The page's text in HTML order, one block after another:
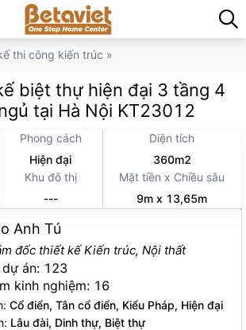
thi công kiến trúc »
biệt thự hiện đại 3 tầng 4
tại Hà Nội KT23012
Phong cách
Hiện đại
Diện tích
360m2
Khu đô thị
---
Mặt tiền x Chiều sâu
9m x 13,65m
Anh Tú
đốc thiết kế Kiến trúc, Nội thất
dự án: 123
kinh nghiệm: 16
Cổ điển, Tân cổ điển, Kiểu Pháp, Hiện đại
Lâu đài, Dinh thự, Biệt thự